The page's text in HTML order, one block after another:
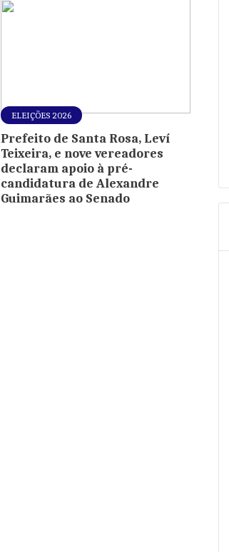
ELEIÇÕES 2026
Prefeito de Santa Rosa, Leví
Teixeira, e nove vereadores
declaram apoio à pré-
candidatura de Alexandre
Guimarães ao Senado